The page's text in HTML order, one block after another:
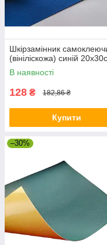
Шкірзамінник
(вініліскожа) синій
В наявності
128 ₴ 182,86 ₴
Купити
–30%